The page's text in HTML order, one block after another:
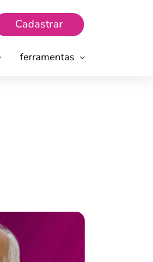
Cadastrar
ferramentas